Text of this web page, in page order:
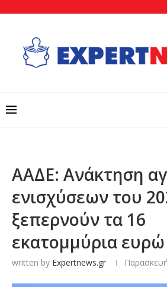
ΑΑΔΕ: Ανάκτηση
ενισχύσεων του
ξεπερνούν τα 16
εκατομμύρια ευρώ
written by Expertnews.gr